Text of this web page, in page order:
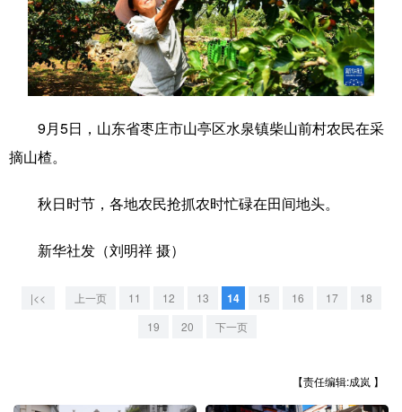
法律 中央文件 金融 汽车
食品 人居 信息化 数字经济
文化产业
辽宁 吉林 上海 江苏
9月5日，山东省枣庄市山亭区水泉镇柴山前村农民在采
摘山楂。
秋日时节，各地农民抢抓农时忙碌在田间地头。
新华社发（刘明祥 摄）
|<< 上一页 11 12 13 14 15 16 17
18
19
20 下一页
【责任编辑:成岚 】